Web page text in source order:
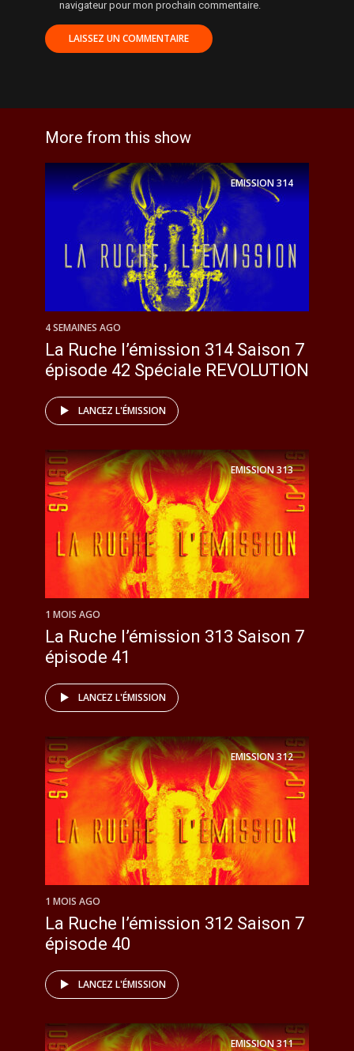
navigateur pour mon prochain commentaire.
More from this show
EMISSION314
4 SEMAINES AGO
La Ruche l’émission 314 Saison 7
épisode 42 Spéciale REVOLUTION
LANCEZ L'ÉMISSION
EMISSION313
1 MOIS AGO
La Ruche l’émission 313 Saison 7
épisode 41
LANCEZ L'ÉMISSION
EMISSION312
1 MOIS AGO
La Ruche l’émission 312 Saison 7
épisode 40
LANCEZ L'ÉMISSION
EMISSION311